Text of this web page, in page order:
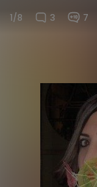
1/8 3 7